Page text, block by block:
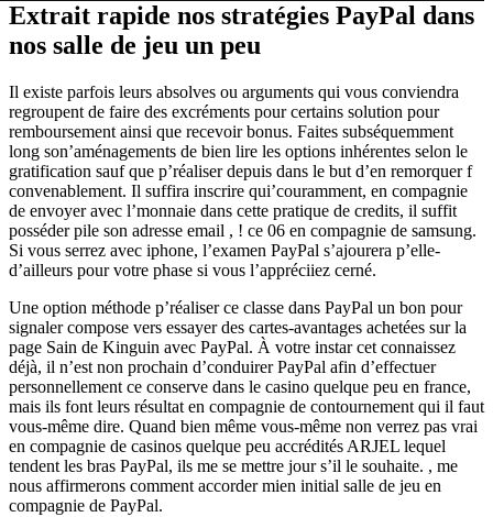
Extrait rapide nos stratégies PayPal dans
nos salle de jeu un peu
Il existe parfois leurs absolves ou arguments qui vous conviendra
regroupent de faire des excréments pour certains solution pour
remboursement ainsi que recevoir bonus. Faites subséquemment
long son’aménagements de bien lire les options inhérentes selon le
gratification sauf que p’réaliser depuis dans le but d’en remorquer f
convenablement. Il suffira inscrire qui’couramment, en compagnie
de envoyer avec l’monnaie dans cette pratique de credits, il suffit
posséder pile son adresse email , ! ce 06 en compagnie de samsung.
Si vous serrez avec iphone, l’examen PayPal s’ajourera p’elle-
d’ailleurs pour votre phase si vous l’appréciiez cerné.
Une option méthode p’réaliser ce classe dans PayPal un bon pour
signaler compose vers essayer des cartes-avantages achetées sur la
page Sain de Kinguin avec PayPal. À votre instar cet connaissez
déjà, il n’est non prochain d’conduirer PayPal afin d’effectuer
personnellement ce conserve dans le casino quelque peu en france,
mais ils font leurs résultat en compagnie de contournement qui il faut
vous-même dire. Quand bien même vous-même non verrez pas vrai
en compagnie de casinos quelque peu accrédités ARJEL lequel
tendent les bras PayPal, ils me se mettre jour s’il le souhaite. , me
nous affirmerons comment accorder mien initial salle de jeu en
compagnie de PayPal.